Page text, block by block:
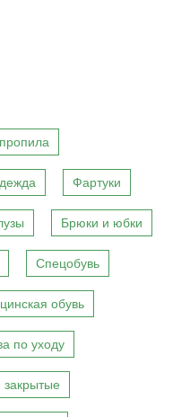
Фартуки
Брюки и юбки
Спецобувь
обувь
по уходу
закрытые